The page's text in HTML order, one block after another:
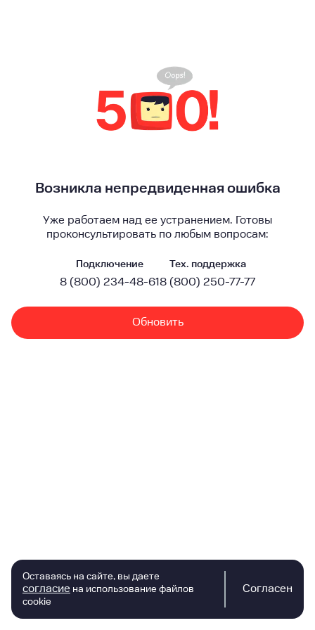
Возникла непредвиденная ошибка
Уже работаем над ее устранением. Готовы
проконсультировать по любым вопросам:
Подключение
8 (800) 234-48-61
Тех. поддержка
8 (800) 250-77-77
Обновить
Оставаясь на сайте, вы даете
согласие на использование файлов
cookie
Согласен